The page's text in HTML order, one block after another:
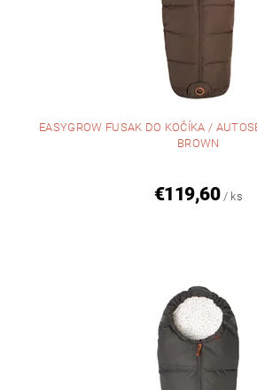
EASYGROW FUSAK DO KOČÍKA /
BROWN
€119,60 / ks